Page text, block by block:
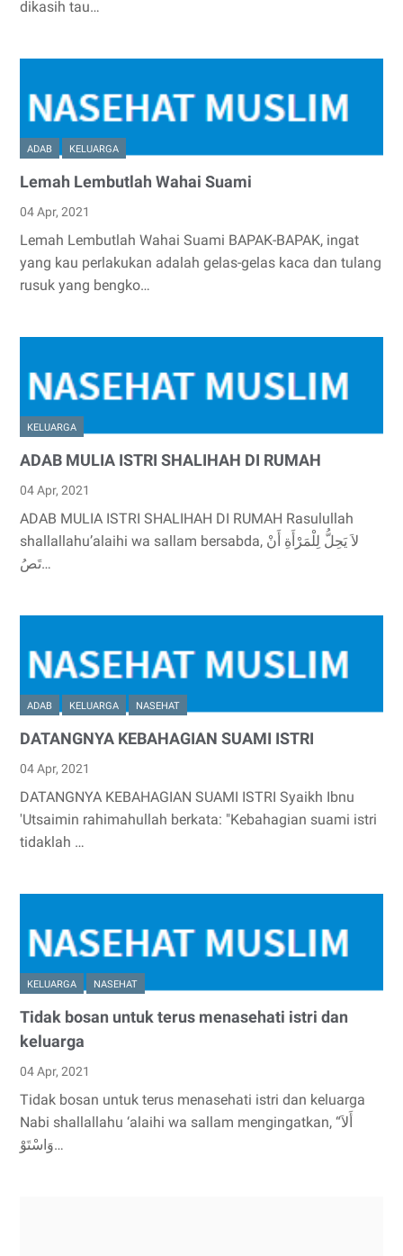
dikasih tau…
ADAB KELUARGA
Lemah Lembutlah Wahai Suami
04 Apr, 2021
Lemah Lembutlah Wahai Suami BAPAK-BAPAK, ingat
yang kau perlakukan adalah gelas-gelas kaca dan tulang
rusuk yang bengko…
KELUARGA
ADAB MULIA ISTRI SHALIHAH DI RUMAH
04 Apr, 2021
ADAB MULIA ISTRI SHALIHAH DI RUMAH Rasulullah
shallallahu’alaihi wa sallam bersabda, لاَ يَحِلُّ لِلْمَرْأَةِ أَنْ
تَصُ…
ADAB KELUARGA NASEHAT
DATANGNYA KEBAHAGIAN SUAMI ISTRI
04 Apr, 2021
DATANGNYA KEBAHAGIAN SUAMI ISTRI Syaikh Ibnu
'Utsaimin rahimahullah berkata: "Kebahagian suami istri
tidaklah …
KELUARGA NASEHAT
Tidak bosan untuk terus menasehati istri dan
keluarga
04 Apr, 2021
Tidak bosan untuk terus menasehati istri dan keluarga
Nabi shallallahu ‘alaihi wa sallam mengingatkan, “أَلاَ
وَاسْتَوْ…